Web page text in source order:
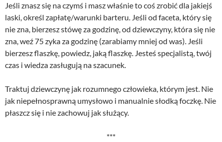
Jeśli znasz się na czymś i masz właśnie to coś zrobić dla jakiejś
laski, określ zapłatę/warunki barteru. Jeśli od faceta, który się
nie zna, bierzesz stówę za godzinę, od dziewczyny, która się nie
zna, weź 75 zyka za godzinę (zarabiamy mniej od was). Jeśli
bierzesz flaszkę, powiedz, jaką flaszkę. Jesteś specjalistą, twój
czas i wiedza zasługują na szacunek.
Traktuj dziewczynę jak rozumnego człowieka, którym jest. Nie
jak niepełnosprawną umysłowo i manualnie słodką foczkę. Nie
płaszcz się i nie zachowuj jak służący.
***